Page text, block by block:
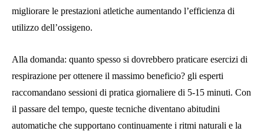
migliorare le prestazioni atletiche aumentando l’efficienza di
utilizzo dell’ossigeno.
Alla domanda: quanto spesso si dovrebbero praticare esercizi di
respirazione per ottenere il massimo beneficio? gli esperti
raccomandano sessioni di pratica giornaliere di 5-15 minuti. Con
il passare del tempo, queste tecniche diventano abitudini
automatiche che supportano continuamente i ritmi naturali e la